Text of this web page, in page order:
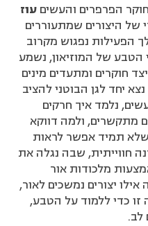
הפרפרים והעשים עוז
של היצורים שמתעוררים
נפגוש מקרוב
הטבע של המוזיאון, נשמע
חוקרים ומתעדים מינים
יחד לגן הבוטני להציב
נלמד איך חרקים
מתקשרים, ולמה דווקא
תמיד אפשר לראות
חווייתית, שבה נגלה את
מלכודות אור
יצורים נמשכים לאור,
כדי ללמוד על הטבע,
לב.